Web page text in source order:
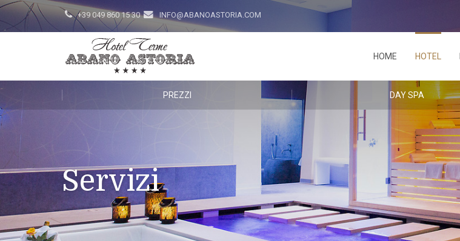
+39 049 860 15 30 INFO@ABANOASTORIA.COM
HOME HOTEL
PREZZI DAY SPA
Servizi